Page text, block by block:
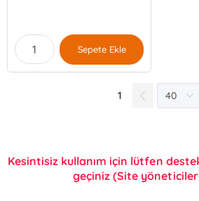
Sepete Ekle
1
Kesintisiz kullanım için lütfen
geçiniz (Site